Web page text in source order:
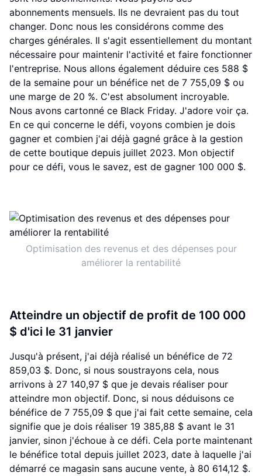
abonnements mensuels. Ils ne devraient pas du tout
changer. Donc nous les considérons comme des
charges générales. Il s'agit essentiellement du montant
nécessaire pour maintenir l'activité et faire fonctionner
l'entreprise. Nous allons également déduire ces 588 $
de la semaine pour un bénéfice net de 7 755,09 $ ou
une marge de 20 %. C'est absolument incroyable.
Nous avons cartonné ce Black Friday. J'adore voir ça.
En ce qui concerne le défi, voyons combien je dois
gagner et combien j'ai déjà gagné grâce à la gestion
de cette boutique depuis juillet 2023. Mon objectif
pour ce défi, vous le savez, est de gagner 100 000 $.
Optimisation des revenus et des dépenses pour
améliorer la rentabilité
Atteindre un objectif de profit de 100 000
$ d'ici le 31 janvier
Jusqu'à présent, j'ai déjà réalisé un bénéfice de 72
859,03 $. Donc, si nous soustrayons cela, nous
arrivons à 27 140,97 $ que je devais réaliser pour
atteindre mon objectif. Donc, si nous déduisons ce
bénéfice de 7 755,09 $ que j'ai fait cette semaine, cela
signifie que je dois réaliser 19 385,88 $ avant le 31
janvier, sinon j'échoue à ce défi. Cela porte maintenant
le bénéfice total depuis juillet 2023, date à laquelle j'ai
démarré ce magasin sans aucune vente, à 80 614,12 $.